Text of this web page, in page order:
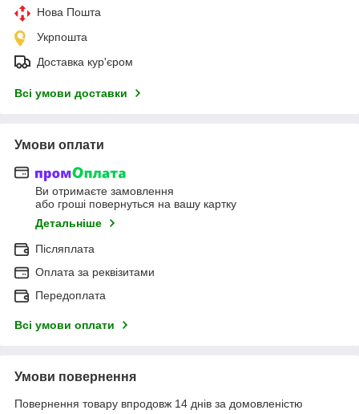
Нова Пошта
Укрпошта
Доставка кур'єром
Всі умови доставки
Умови оплати
Ви отримаєте замовлення
або гроші повернуться на вашу картку
Детальніше
Післяплата
Оплата за реквізитами
Передоплата
Всі умови оплати
Умови повернення
Повернення товару впродовж 14 днів за домовленістю